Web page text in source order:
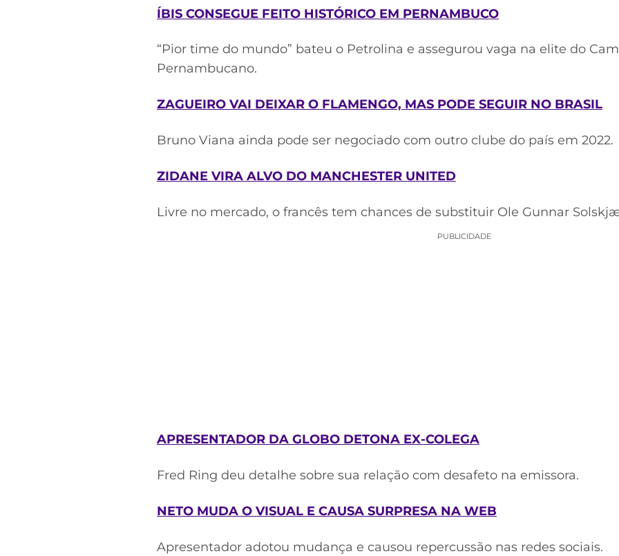
ÍBIS CONSEGUE FEITO HISTÓRICO EM PERNAMBUCO
“Pior time do mundo” bateu o Petrolina e assegurou vaga na elite do
Pernambucano.
ZAGUEIRO VAI DEIXAR O FLAMENGO, MAS PODE SEGUIR NO BRASIL
Bruno Viana ainda pode ser negociado com outro clube do país em 2022.
ZIDANE VIRA ALVO DO MANCHESTER UNITED
Livre no mercado, o francês tem chances de substituir Ole Gunnar
PUBLICIDADE
APRESENTADOR DA GLOBO DETONA EX-COLEGA
Fred Ring deu detalhe sobre sua relação com desafeto na emissora.
NETO MUDA O VISUAL E CAUSA SURPRESA NA WEB
Apresentador adotou mudança e causou repercussão nas redes sociais.